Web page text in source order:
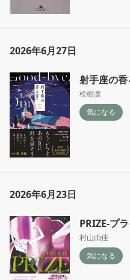
2026年6月27日
射手座の
松樹凛
気になる
2026年6月23日
PRIZE-プ
村山由佳
気になる